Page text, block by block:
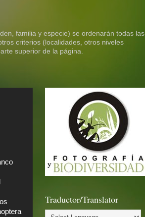
familia y especie) se ordenarán todas las
criterios (localidades, otros niveles
superior de la página.
Traductor/Translator